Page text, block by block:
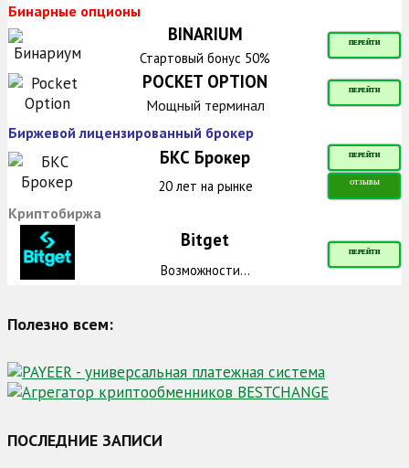
Бинарные опционы
BINARIUM ПЕРЕЙТИ
Стартовый бонус 50%
POCKET OPTION ПЕРЕЙТИ
Мощный терминал
Биржевой лицензированный брокер
БКС Брокер ПЕРЕЙТИ
20 лет на рынке ОТЗЫВЫ
Криптобиржа
Bitget
ПЕРЕЙТИ
Возможности...
Полезно всем:
ПОСЛЕДНИЕ ЗАПИСИ